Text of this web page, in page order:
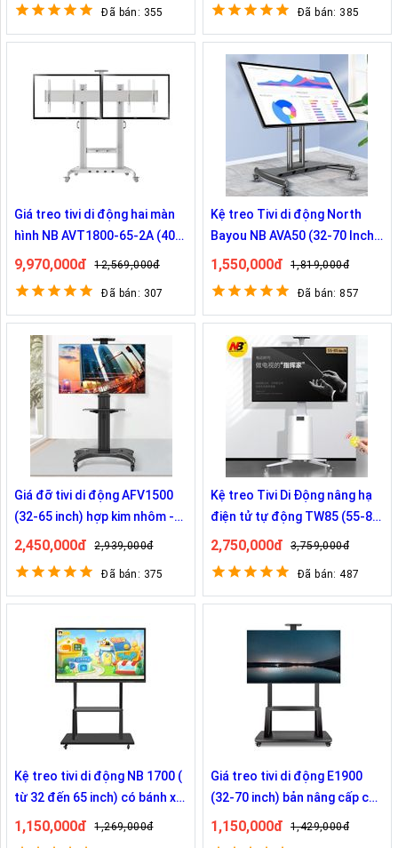
Đã bán: 355 Đã bán: 385
Giá treo tivi di động hai màn
hình NB AVT1800-65-2A (40-
65 Inch)
9,970,000đ 12,569,000đ
Đã bán: 307
Kệ treo Tivi di động North
Bayou NB AVA50 (32-70 Inch)
chỉnh góc nghiêng đến 90 độ
1,550,000đ 1,819,000đ
Đã bán: 857
Giá đỡ tivi di động AFV1500
(32-65 inch) hợp kim nhôm -
Nhập khẩu chính hãng
2,450,000đ 2,939,000đ
Đã bán: 375
Kệ treo Tivi Di Động nâng hạ
điện tử tự động TW85 (55-85
inch) CHÍNH HÃNG
2,750,000đ 3,759,000đ
Đã bán: 487
Kệ treo tivi di động NB 1700 (
từ 32 đến 65 inch) có bánh xe
di chuyển
1,150,000đ 1,269,000đ
Giá treo tivi di động E1900
(32-70 inch) bản nâng cấp của
NB HQ-1700 có giá đỡ
1,150,000đ 1,429,000đ